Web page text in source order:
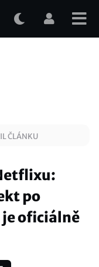
ČLÁNKU
po
je oficiálně